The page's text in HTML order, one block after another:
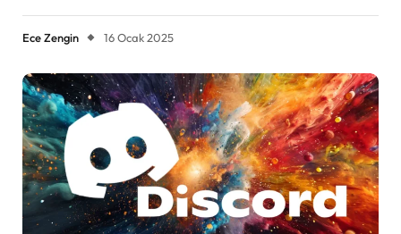
Ece Zengin 16 Ocak 2025